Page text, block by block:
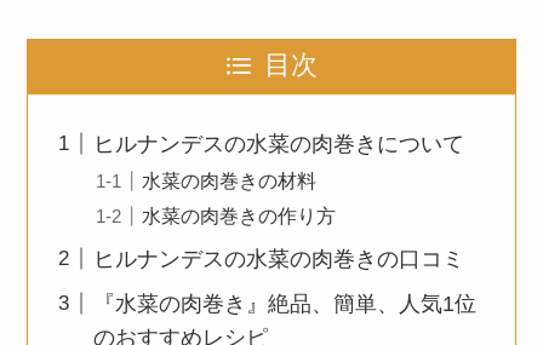
目次
ヒルナンデスの水菜の肉巻きについて
水菜の肉巻きの材料
水菜の肉巻きの作り方
ヒルナンデスの水菜の肉巻きの口コミ
『水菜の肉巻き』絶品、簡単、人気1位
のおすすめレシピ